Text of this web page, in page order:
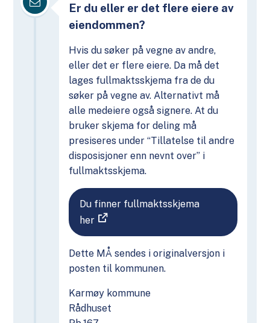
Er du eller er det flere eiere av
eiendommen?
Hvis du søker på vegne av andre,
eller det er flere eiere. Da må det
lages fullmaktsskjema fra de du
søker på vegne av. Alternativt må
alle medeiere også signere. At du
bruker skjema for deling må
presiseres under “Tillatelse til andre
disposisjoner enn nevnt over” i
fullmaktsskjema.
Du finner fullmaktsskjema
her
Dette MÅ sendes i originalversjon i
posten til kommunen.
Karmøy kommune
Rådhuset